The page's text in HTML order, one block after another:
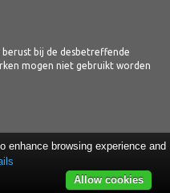
bij de desbetreffende
mogen niet gebruikt worden
enhance browsing experience and
Allow cookies